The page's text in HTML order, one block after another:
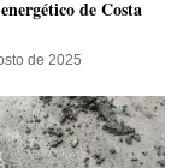
de Costa
de 2025